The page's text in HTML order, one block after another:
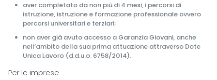
aver completato da non più di 4 mesi, i percorsi di
istruzione, istruzione e formazione professionale ovvero
percorsi universitari e terziari;
non aver già avuto accesso a Garanzia Giovani, anche
nell’ambito della sua prima attuazione attraverso Dote
Unica Lavoro (d.d.u.o. 6758/2014).
Per le imprese